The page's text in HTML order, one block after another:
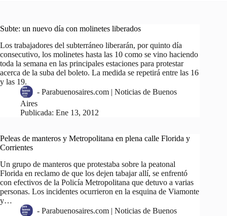
Subte: un nuevo día con molinetes liberados
Los trabajadores del subterráneo liberarán, por quinto día
consecutivo, los molinetes hasta las 10 como se vino haciendo
toda la semana en las principales estaciones para protestar
acerca de la suba del boleto. La medida se repetirá entre las 16
y las 19.
- Parabuenosaires.com | Noticias de Buenos
Aires
Publicada: Ene 13, 2012
Peleas de manteros y Metropolitana en plena calle Florida y
Corrientes
Un grupo de manteros que protestaba sobre la peatonal
Florida en reclamo de que los dejen tabajar allí, se enfrentó
con efectivos de la Policía Metropolitana que detuvo a varias
personas. Los incidentes ocurrieron en la esquina de Viamonte
y…
- Parabuenosaires.com | Noticias de Buenos